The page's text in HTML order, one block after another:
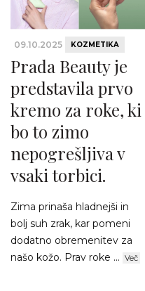
09.10.2025 KOZMETIKA
Prada Beauty je
predstavila prvo
kremo za roke, ki
bo to zimo
nepogrešljiva v
vsaki torbici.
Zima prinaša hladnejši in
bolj suh zrak, kar pomeni
dodatno obremenitev za
našo kožo. Prav roke ... Več